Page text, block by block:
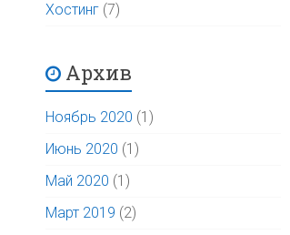
Хостинг (7)
Архив
Ноябрь 2020 (1)
Июнь 2020 (1)
Май 2020 (1)
Март 2019 (2)